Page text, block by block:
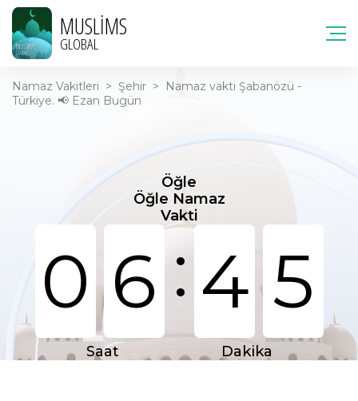
MUSLIMS
GLOBAL
Namaz Vakitleri > Şehir >
Namaz vakti Şabanözü -
Türkiye. 📢 Ezan Bugün
Öğle
Öğle Namaz
Vakti
0 6: 4 5
Saat Dakika